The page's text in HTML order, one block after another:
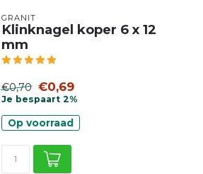
GRANIT
Klinknagel koper 6 x 12
mm
€0,70 €0,69
Je bespaart 2%
Op voorraad